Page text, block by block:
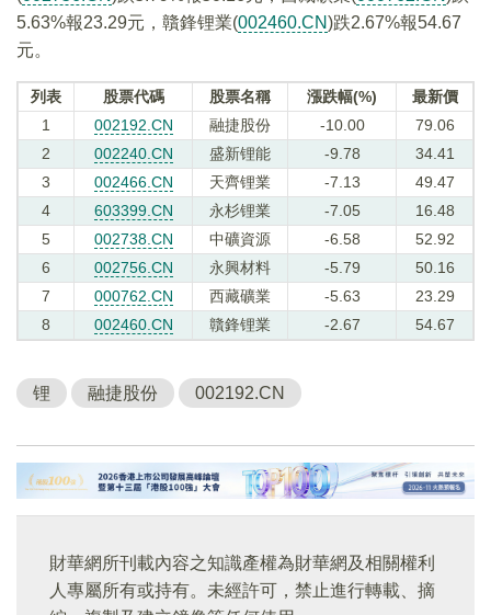
5.63%報23.29元，贛鋒锂業(002460.CN)跌2.67%報54.67
元。
列表 股票代碼 股票名稱 漲跌幅(%)
最新價
1
002192.CN 融捷股份 -10.00
79.06
2
002240.CN 盛新锂能 -9.78
34.41
3
002466.CN 天齊锂業 -7.13
49.47
4
603399.CN 永杉锂業 -7.05
16.48
5
002738.CN 中礦資源 -6.58
52.92
6
002756.CN 永興材料 -5.79
50.16
7
000762.CN 西藏礦業 -5.63
23.29
8
002460.CN 贛鋒锂業 -2.67 54.67
锂 融捷股份 002192.CN
財華網所刊載內容之知識產權為財華網及相關權利
人專屬所有或持有。未經許可，禁止進行轉載、摘